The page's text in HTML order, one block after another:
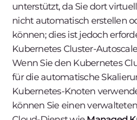
unterstützt, da Sie dort
nicht automatisch erstellen
können; dies ist jedoch
Kubernetes Cluster-
Wenn Sie den Kubernetes
für die automatische
Kubernetes-Knoten
können Sie einen